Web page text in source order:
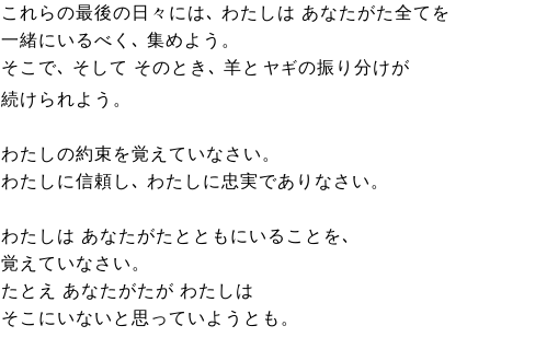
これらの最後の日々には､ わたしは あなたがた全てを
一緒にいるべく､ 集めよう。
そこで､ そして そのとき､ 羊と ヤギの振り分けが
続けられよう。
わたしの約束を覚えていなさい。
わたしに信頼し､ わたしに忠実でありなさい。
わたしは あなたがたとともにいることを､
覚えていなさい。
たとえ あなたがたが わたしは
そこにいないと思っていようとも。